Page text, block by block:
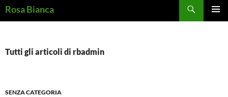
Rosa Bianca
Tutti gli articoli di rbadmin
SENZA CATEGORIA